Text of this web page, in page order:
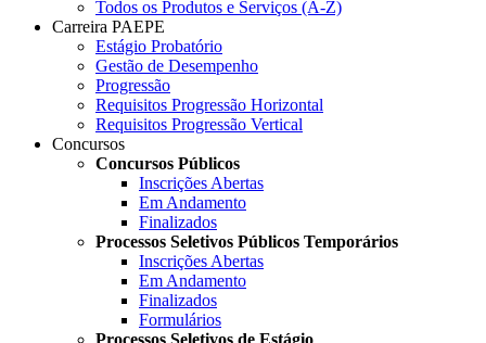
Todos os Produtos e Serviços (A-Z)
Carreira PAEPE
Estágio Probatório
Gestão de Desempenho
Progressão
Requisitos Progressão Horizontal
Requisitos Progressão Vertical
Concursos
Concursos Públicos
Inscrições Abertas
Em Andamento
Finalizados
Processos Seletivos Públicos Temporários
Inscrições Abertas
Em Andamento
Finalizados
Formulários